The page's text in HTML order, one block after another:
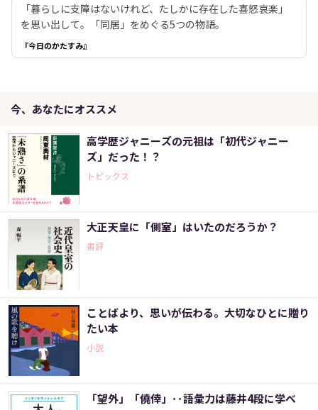
「暮らしに支障はないけれど、たしかに存在した喜怒哀楽」
を思い出して。「同居」をめぐる5つの物語。
『今日のかたすみ』
今、あなたにオススメ
高学歴ジャニーズの元祖は「初代ジャニー
ズ」だった！？
トピックス
大正天皇に「側室」はいたのだろうか？
書評
ことばより、思いが伝わる。大切なひとに贈り
たい本
小説
「望外」「僥倖」･･語彙力は藤井4段に学べ